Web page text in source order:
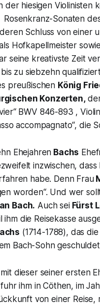
der hiesigen Violinisten
Sonaten
Schluss von einer
Hofkapellmeister
seine kreativste Zeit
zu siebzehn
preußischen König
Konzerten,
BWV 846-893 ,
accompagnato“, die
Ehejahren Bachs
inzwischen,
habe. Denn Frau
worden“. Und wer
Bach. Auch seiFürst
die Reisekasse
(1714-1788), das
Bach-Sohn
mit dieser seiner ersten
ihm in Cöthen, im
von einer Reise,